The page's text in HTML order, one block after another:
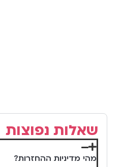
שאלות נפוצות
מהי מדיניות ההחזרות?